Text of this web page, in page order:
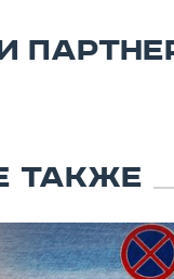
ТАКЖЕ